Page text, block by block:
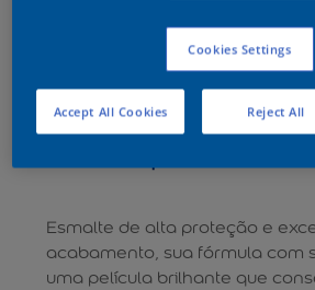
Esmalte de alta proteção e
acabamento, sua fórmula com
uma película brilhante que
Cookies Settings
Reject All
Accept All Cookies